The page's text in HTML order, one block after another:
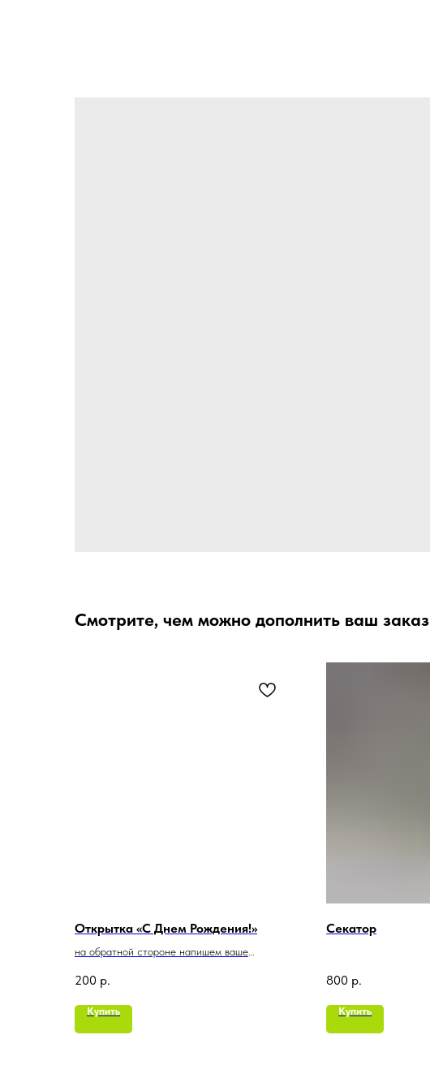
Смотрите, чем можно дополнить ваш заказ
Открытка «С Днем Рождения!»
на обратной стороне напишем ваше
200 р.
Купить
Секатор
800 р.
Купить